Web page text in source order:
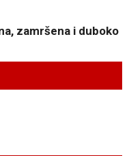
zamršena i duboko